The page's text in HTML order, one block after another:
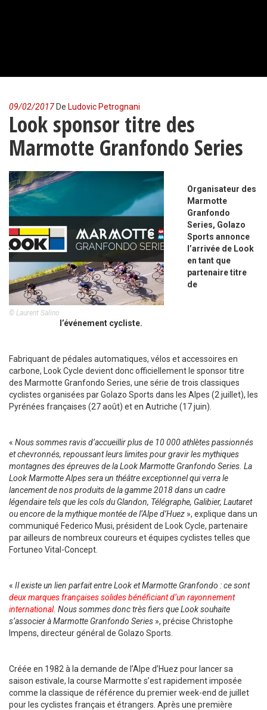
09/02/2017 De Ludovic Petrognani
Look sponsor titre des
Marmotte Granfondo Series
© Laurent Salino
Organisateur des
Marmotte
Granfondo
Series, Golazo
Sports annonce
l’arrivée de Look
en tant que
partenaire titre
de
l’événement cycliste.
Fabriquant de pédales automatiques, vélos et accessoires en
carbone, Look Cycle devient donc officiellement le sponsor titre
des Marmotte Granfondo Series, une série de trois classiques
cyclistes organisées par Golazo Sports dans les Alpes (2 juillet), les
Pyrénées françaises (27 août) et en Autriche (17 juin).
« Nous sommes ravis d’accueillir plus de 10 000 athlètes passionnés
et chevronnés, repoussant leurs limites pour gravir les mythiques
montagnes des épreuves de la Look Marmotte Granfondo Series. La
Look Marmotte Alpes sera un théâtre exceptionnel qui verra le
lancement de nos produits de la gamme 2018 dans un cadre
légendaire tels que les cols du Glandon, Télégraphe, Galibier, Lautaret
ou encore de la mythique montée de l’Alpe d’Huez », explique dans un
communiqué Federico Musi, président de Look Cycle, partenaire
par ailleurs de nombreux coureurs et équipes cyclistes telles que
Fortuneo Vital-Concept.
« Il existe un lien parfait entre Look et Marmotte Granfondo : ce sont
deux marques françaises solides bénéficiant d’un rayonnement
international. Nous sommes donc très fiers que Look souhaite
s’associer à Marmotte Granfondo Series », précise Christophe
Impens, directeur général de Golazo Sports.
Créée en 1982 à la demande de l’Alpe d’Huez pour lancer sa
saison estivale, la course Marmotte s’est rapidement imposée
comme la classique de référence du premier week-end de juillet
pour les cyclistes français et étrangers. Après une première